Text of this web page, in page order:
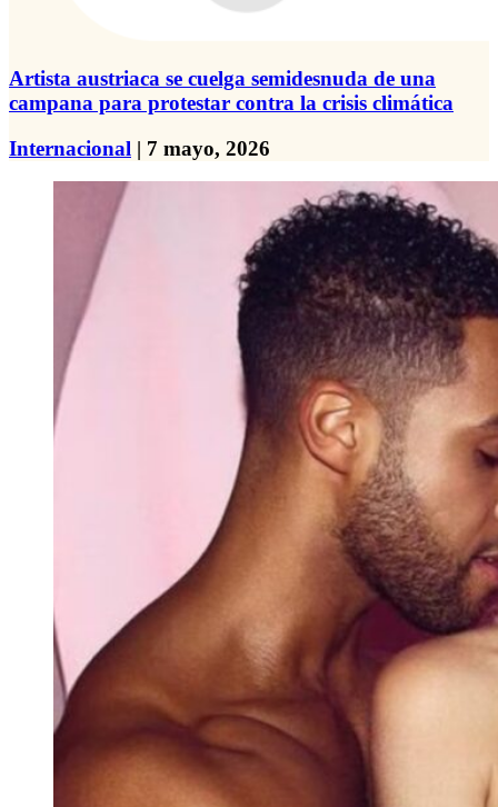
Artista austriaca se cuelga semidesnuda de una
campana para protestar contra la crisis climática
Internacional | 7 mayo, 2026